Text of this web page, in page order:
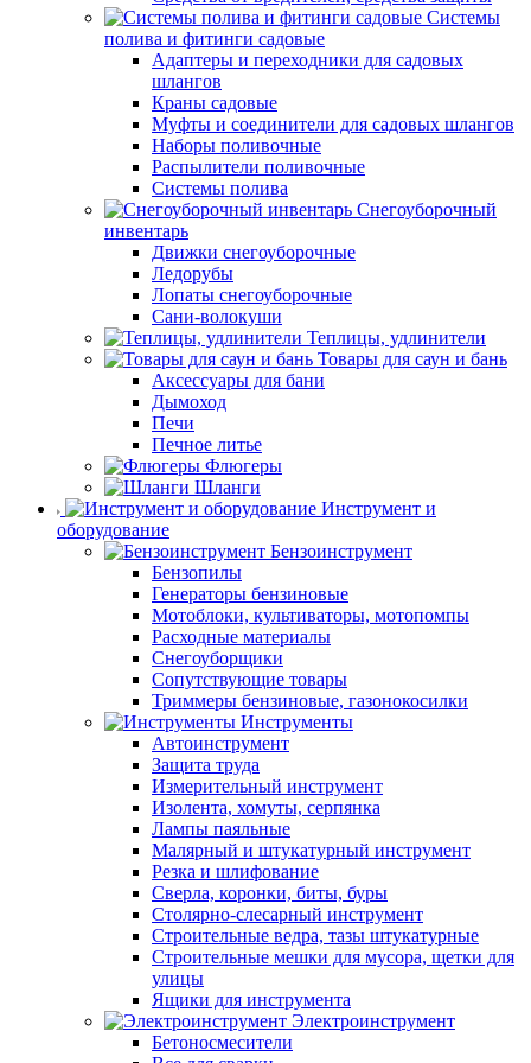
Системы
полива и фитинги садовые
Адаптеры и переходники для садовых
шлангов
Краны садовые
Муфты и соединители для садовых шлангов
Наборы поливочные
Распылители поливочные
Системы полива
Снегоуборочный
инвентарь
Движки снегоуборочные
Ледорубы
Лопаты снегоуборочные
Сани-волокуши
Теплицы, удлинители
Товары для саун и бань
Аксессуары для бани
Дымоход
Печи
Печное литье
Флюгеры
Шланги
Инструмент и
оборудование
Бензоинструмент
Бензопилы
Генераторы бензиновые
Мотоблоки, культиваторы, мотопомпы
Расходные материалы
Снегоуборщики
Сопутствующие товары
Триммеры бензиновые, газонокосилки
Инструменты
Автоинструмент
Защита труда
Измерительный инструмент
Изолента, хомуты, серпянка
Лампы паяльные
Малярный и штукатурный инструмент
Резка и шлифование
Сверла, коронки, биты, буры
Столярно-слесарный инструмент
Строительные ведра, тазы штукатурные
Строительные мешки для мусора, щетки для
улицы
Ящики для инструмента
Электроинструмент
Бетоносмесители